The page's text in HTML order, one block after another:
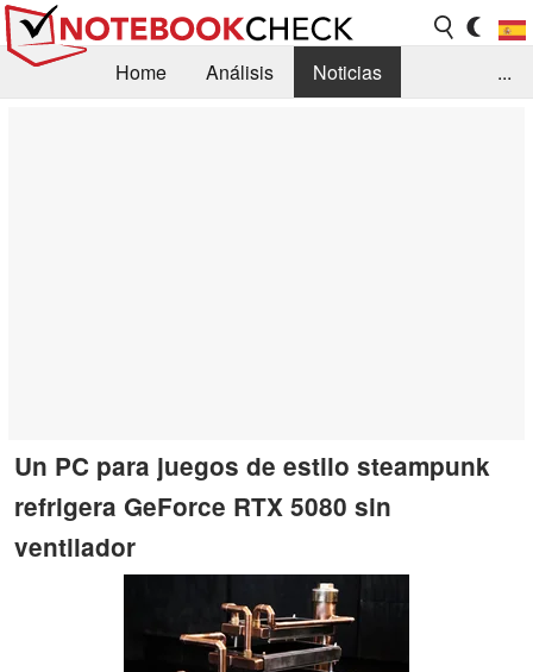
Home Análisis
Noticias
...
Un PC para juegos de estilo steampunk
refrigera GeForce RTX 5080 sin
ventilador